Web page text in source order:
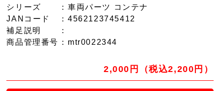
シリーズ
：車両パーツ コンテナ
JANコード
：4562123745412
補足説明
：
商品管理番号 ：mtr0022344
2,000円（税込2,200円）